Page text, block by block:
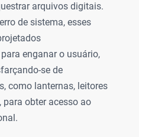
arquivos digitais.
de sistema, esses
enganar o usuário,
se de
como lanternas, leitores
para obter acesso ao